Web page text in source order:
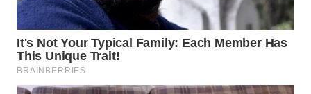
WN
BEKASI